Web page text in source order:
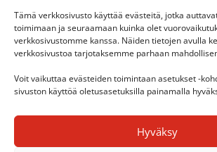
Tämä verkkosivusto käyttää evästeitä, jotka
toimimaan ja seuraamaan kuinka olet
verkkosivustomme kanssa. Näiden tietojen avulla
verkkosivustoa tarjotaksemme parhaan
Voit vaikuttaa evästeiden toimintaan asetukset -
sivuston käyttöä oletusasetuksilla painamalla
Hyväksy
Ihmiset
Konserni
Ota yhteyttä